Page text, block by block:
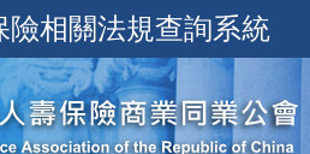
險相關法規查詢系統